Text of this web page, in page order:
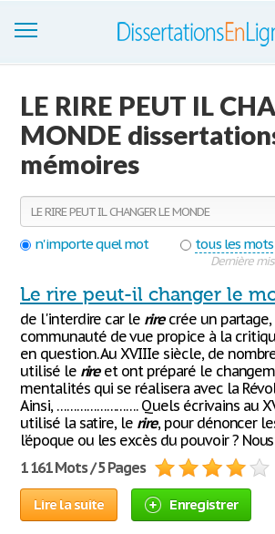
S'inscrire
Se connecter
Contactez-nous
LE RIRE PEUT IL
MONDE
mémoires
n'importe quel mot
tous les mots
Dernière
Le rire peut-il changer le
de l'interdire car le rirecrée un partage,
communauté de vue propice à la
en question. Au XVIIIe siècle, de
utilisé le rireet ont préparé le
mentalités qui se réalisera avec la
Ainsi, ……………………. Quels écrivains au
utilisé la satire, le rire, pour dénoncer
l’époque ou les excès du pouvoir ?
1 161 Mots / 5 Pages
Lire la suite Enregistrer